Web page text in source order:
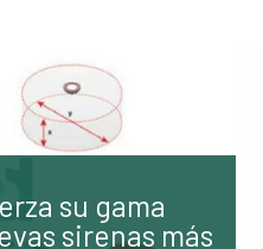
su gama
sirenas más